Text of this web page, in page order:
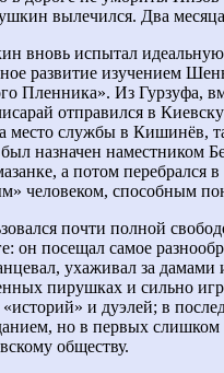
вылечился. Два
вновь испытал идеальную
развитие изучением
Пленника». Из Гурзуфа,
отправился в
место службы в Кишинёв,
назначен наместником
а потом перебрался
человеком, способным
почти полной
он посещал самое
ухаживал за дамами
пирушках и сильно
«историй» и дуэлей; в
но в первых слишком
обществу.